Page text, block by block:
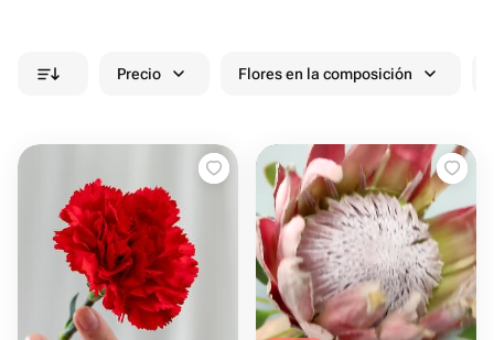
Precio Flores en la composición